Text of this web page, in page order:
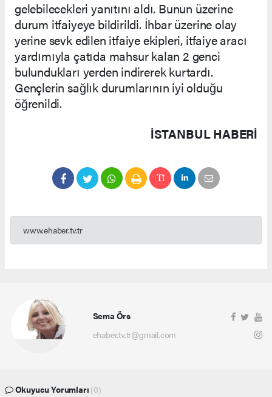
gelebilecekleri yanıtını aldı. Bunun üzerine
durum itfaiyeye bildirildi. İhbar üzerine olay
yerine sevk edilen itfaiye ekipleri, itfaiye aracı
yardımıyla çatıda mahsur kalan 2 genci
bulundukları yerden indirerek kurtardı.
Gençlerin sağlık durumlarının iyi olduğu
öğrenildi.
İSTANBUL HABERİ
www.ehaber.tv.tr
Sema Örs
ehaber.tv.tr@gmail.com
Okuyucu Yorumları (0)